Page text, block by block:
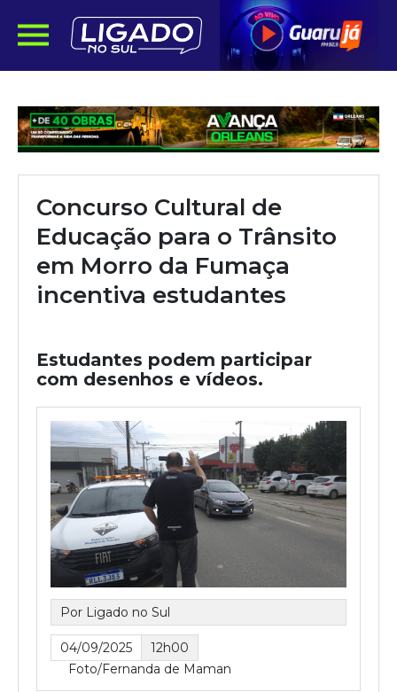
Concurso Cultural de
Educação para o Trânsito
em Morro da Fumaça
incentiva estudantes
Estudantes podem participar
com desenhos e vídeos.
Por Ligado no Sul
04/09/2025
12h00
Foto/Fernanda de Maman